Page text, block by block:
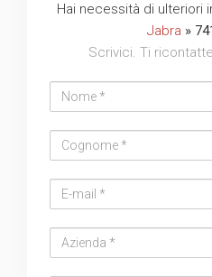
Hai necessità di ulteriori
Jabra »
Scrivici. Ti